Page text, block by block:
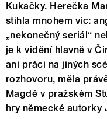
Kukačky. Herečka
stihla mnohem víc:
„nekonečný seriál“
je k vidění hlavně v
ani práci na jiných
rozhovoru, měla
Magdě v pražském
hry německé autorky